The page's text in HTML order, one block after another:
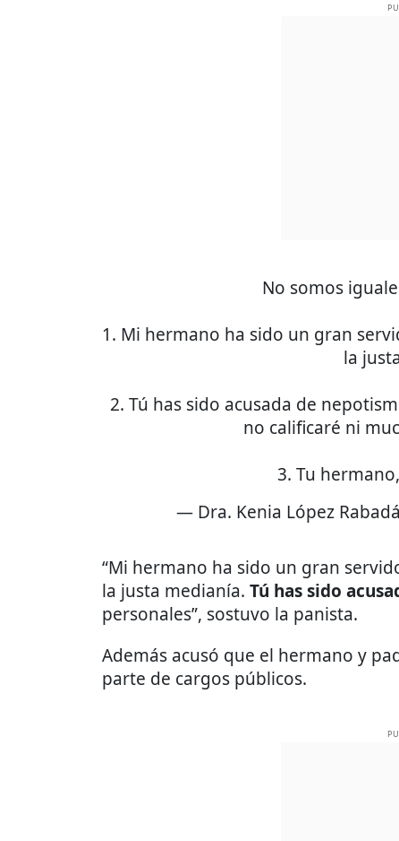
No somos
1. Mi hermano ha sido un gran
la
2. Tú has sido acusada de
no calificaré ni
3. Tu
— Dra. Kenia López
“Mi hermano ha sido un gran
la justa medianía. Tú has sido
personales”, sostuvo la panista.
Además acusó que el hermano y
parte de cargos públicos.